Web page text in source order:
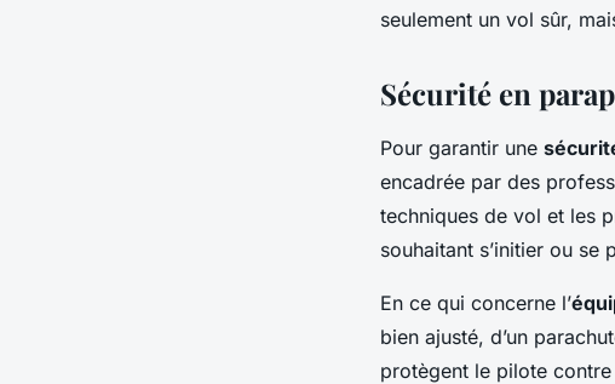
seulement un vol sûr,
Sécurité en
Pour garantir une
encadrée par des
techniques de vol et les
souhaitant s’initier ou
En ce qui concerne l’
bien ajusté, d’un
protègent le pilote